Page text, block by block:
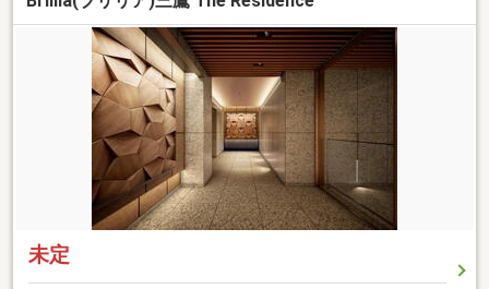
未定